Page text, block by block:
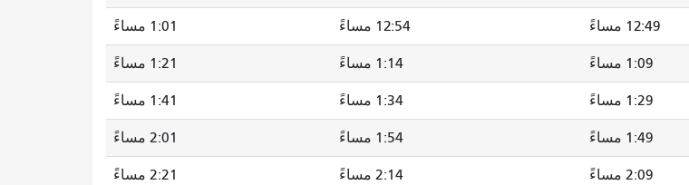
12:49 مساءً 12:54 مساءً 1:01 مساءً
1:09 مساءً 1:14 مساءً 1:21 مساءً
1:29 مساءً 1:34 مساءً 1:41 مساءً
1:49 مساءً 1:54 مساءً 2:01 مساءً
2:09 مساءً 2:14 مساءً 2:21 مساءً